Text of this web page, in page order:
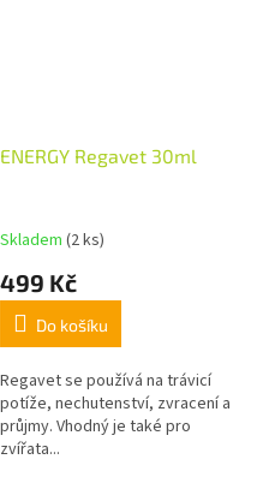
ENERGY Regavet 30ml
Skladem (2 ks)
499 Kč
Do košíku
Regavet se používá na trávicí
potíže, nechutenství, zvracení a
průjmy. Vhodný je také pro
zvířata...